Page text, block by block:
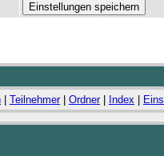
Teilnehmer| Ordner| Index